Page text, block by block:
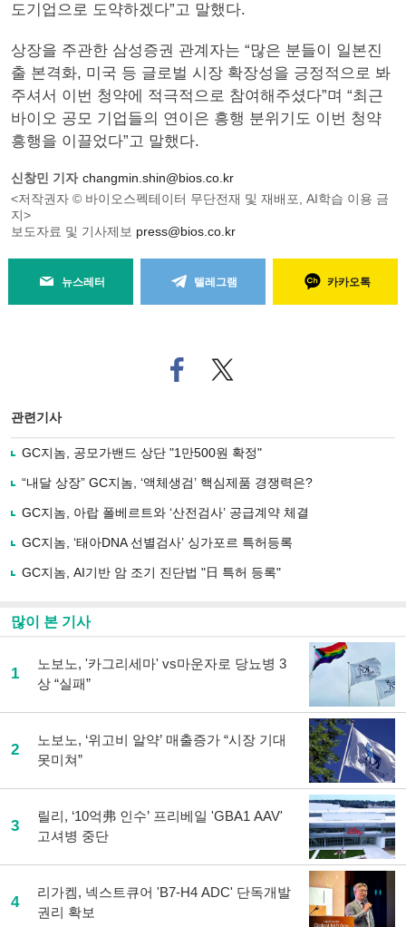
도기업으로 도약하겠다”고 말했다.
상장을 주관한 삼성증권 관계자는 “많은 분들이 일본진
출 본격화, 미국 등 글로벌 시장 확장성을 긍정적으로 봐
주셔서 이번 청약에 적극적으로 참여해주셨다”며 “최근
바이오 공모 기업들의 연이은 흥행 분위기도 이번 청약
흥행을 이끌었다”고 말했다.
신창민 기자 changmin.shin@bios.co.kr
<저작권자 © 바이오스펙테이터 무단전재 및 재배포, AI학습 이용 금
지>
보도자료 및 기사제보 press@bios.co.kr
뉴스레터 텔레그램 카카오톡
페
이
로
기
사
유
기
트위
터로
관련기사
GC지놈, 공모가밴드 상단 "1만500원 확정"
“내달 상장” GC지놈, ‘액체생검’ 핵심제품 경쟁력은?
GC지놈, 아랍 폴베르트와 ‘산전검사’ 공급계약 체결
GC지놈, ‘태아DNA 선별검사’ 싱가포르 특허등록
GC지놈, AI기반 암 조기 진단법 "日 특허 등록"
많이 본 기사
1
노보노, '카그리세마' vs마운자로 당뇨병 3
상 “실패”
2
노보노, ‘위고비 알약’ 매출증가 “시장 기대
못미쳐”
3
릴리, ‘10억弗 인수’ 프리베일 'GBA1 AAV'
고셔병 중단
4
리가켐, 넥스트큐어 'B7-H4 ADC' 단독개발
권리 확보